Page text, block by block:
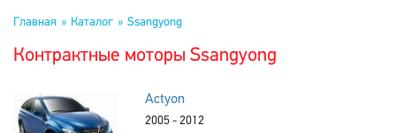
Главная Каталог Ssangyong
Контрактные моторы Ssangyong
Actyon
2005 - 2012